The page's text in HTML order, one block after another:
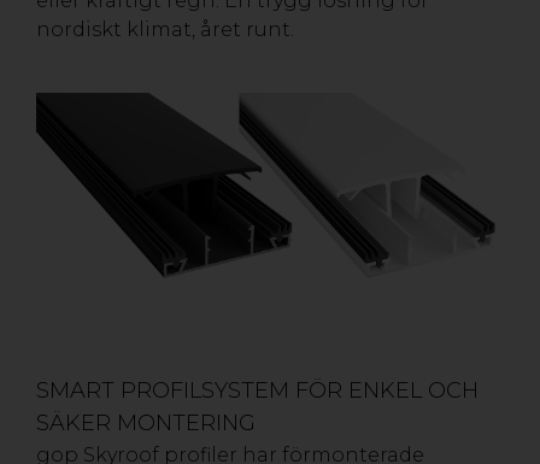
nordiskt klimat, året runt.
SMART PROFILSYSTEM FÖR ENKEL OCH
SÄKER MONTERING
gop Skyroof profiler har förmonterade